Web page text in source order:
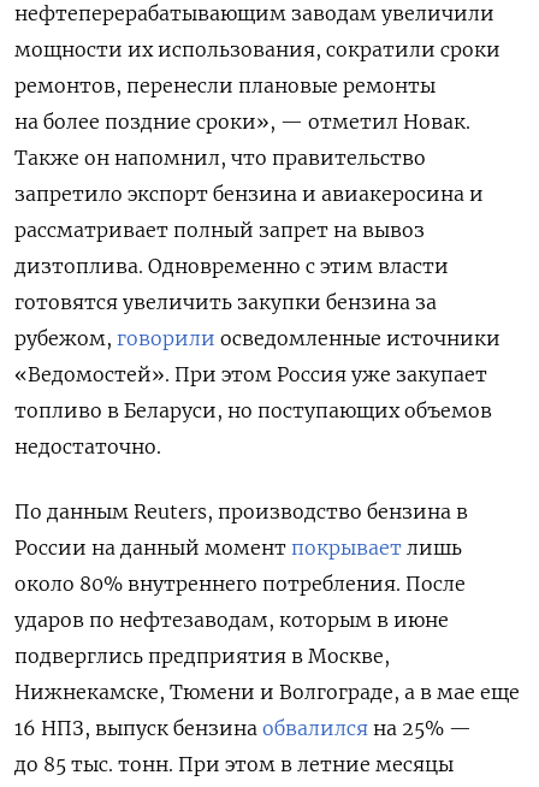
нефтеперерабатывающим заводам увеличили
мощности их использования, сократили сроки
ремонтов, перенесли плановые ремонты
на более поздние сроки», — отметил Новак.
Также он напомнил, что правительство
запретило экспорт бензина и авиакеросина и
рассматривает полный запрет на вывоз
дизтоплива. Одновременно с этим власти
готовятся увеличить закупки бензина за
рубежом, говорили осведомленные источники
«Ведомостей». При этом Россия уже закупает
топливо в Беларуси, но поступающих объемов
недостаточно.
По данным Reuters, производство бензина в
России на данный момент покрывает лишь
около 80% внутреннего потребления. После
ударов по нефтезаводам, которым в июне
подверглись предприятия в Москве,
Нижнекамске, Тюмени и Волгограде, а в мае еще
16 НПЗ, выпуск бензина обвалился на 25% —
до 85 тыс. тонн. При этом в летние месяцы